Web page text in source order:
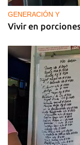
GENERACIÓN Y
Vivir en